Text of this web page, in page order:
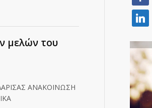
μελών του
ΑΝΑΚΟΙΝΩΣΗ